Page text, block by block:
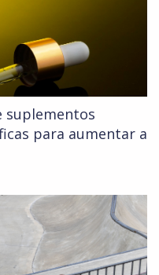
suplementos
para aumentar a